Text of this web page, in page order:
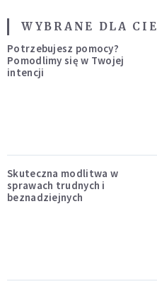
WYBRANE DLA
Potrzebujesz pomocy?
Pomodlimy się w Twojej
intencji
Skuteczna modlitwa w
sprawach trudnych i
beznadziejnych